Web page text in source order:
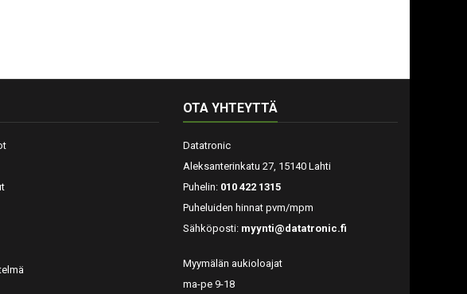
OTA YHTEYTTÄ
Datatronic
Aleksanterinkatu 27, 15140 Lahti
Puhelin: 010 422 1315
Puheluiden hinnat pvm/mpm
Sähköposti: myynti@datatronic.fi
Myymälän aukioloajat
ma-pe 9-18